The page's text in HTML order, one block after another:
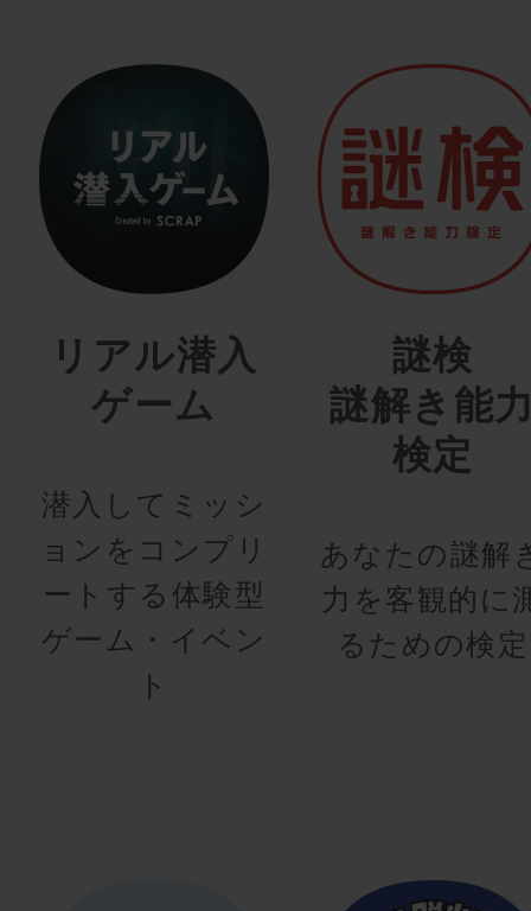
リアル潜入
ゲーム
潜入してミッシ
ョンをコンプリ
ートする体験型
ゲーム・イベン
ト
謎検
謎解き能
検定
あなたの謎解
力を客観的に
るための検定